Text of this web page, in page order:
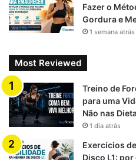
Drop Sets vs.
Avançadas
Técnica
Intensid
Drop
Sets
Muito
alta
Alto
Super
Sets
Alta
alto
Fazer o
Gordura e
1 semana atrás
Most Reviewed
Treino de
para uma
Não nas
1 dia atrás
Exercícios
Disco L1: